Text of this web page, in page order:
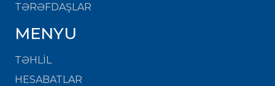
TƏRƏFDAŞLAR
MENYU
TƏHLİL
HESABATLAR